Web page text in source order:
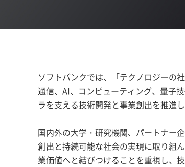
ソフトバンクでは、「テクノロジーの
通信、AI、コンピューティング、量子
ラを支える技術開発と事業創出を推進し
国内外の大学・研究機関、パートナー
創出と持続可能な社会の実現に取り組
業価値へと結びつけることを重視し、